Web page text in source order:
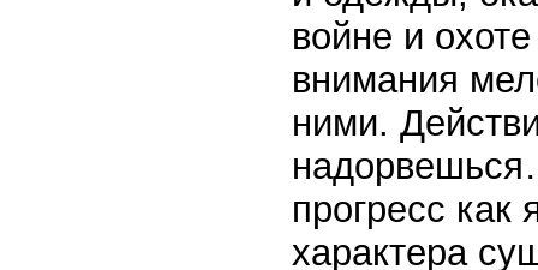
войне и
внимания
ними.
прогресс как
характера